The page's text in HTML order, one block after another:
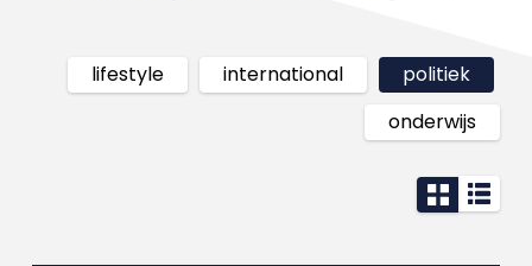
lifestyle international
politiek
onderwijs